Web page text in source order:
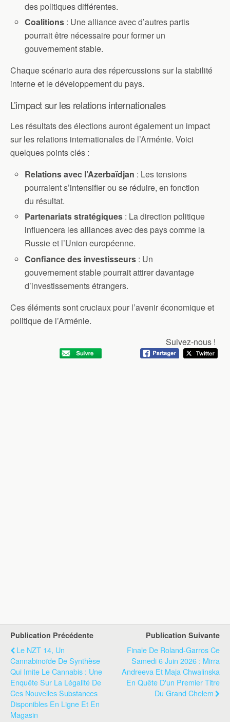
des politiques différentes.
Coalitions : Une alliance avec d’autres partis
pourrait être nécessaire pour former un
gouvernement stable.
Chaque scénario aura des répercussions sur la stabilité
interne et le développement du pays.
L’impact sur les relations internationales
Les résultats des élections auront également un impact
sur les relations internationales de l’Arménie. Voici
quelques points clés :
Relations avec l’Azerbaïdjan : Les tensions
pourraient s’intensifier ou se réduire, en fonction
du résultat.
Partenariats stratégiques : La direction politique
influencera les alliances avec des pays comme la
Russie et l’Union européenne.
Confiance des investisseurs : Un
gouvernement stable pourrait attirer davantage
d’investissements étrangers.
Ces éléments sont cruciaux pour l’avenir économique et
politique de l’Arménie.
Suivez-nous !
Publication Précédente
Le NZT 14, Un
Cannabinoïde De Synthèse
Qui Imite Le Cannabis : Une
Enquête Sur La Légalité De
Ces Nouvelles Substances
Disponibles En Ligne Et En
Magasin
Publication Suivante
Finale De Roland-Garros Ce
Samedi 6 Juin 2026 : Mirra
Andreeva Et Maja Chwalinska
En Quête D'un Premier Titre
Du Grand Chelem